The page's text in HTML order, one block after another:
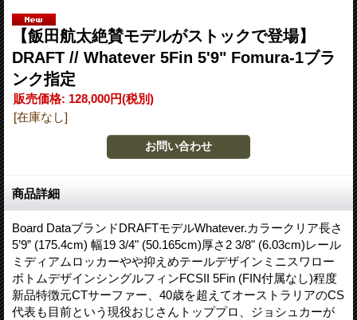
【飯田航太絶賛モデルがストックで登場】
DRAFT // Whatever 5Fin 5'9" Fomura-1ブラ
ンク指定
販売価格: 128,000円(税別)
[在庫なし]
商品詳細
Board DataブランドDRAFTモデルWhatever.カラークリア長さ
5’9” (175.4cm) 幅19 3/4" (50.165cm)厚さ2 3/8" (6.03cm)レール
ミディアムロッカーやや抑えめテールデザインミニスワロー
ボトムデザインシングルフィンFCSII 5Fin (FIN付属なし)程度
新品特徴元CTサーファー、40歳を超えてオーストラリアのCS
代表も目前という現役おじさんトッププロ、ジョシュカーが